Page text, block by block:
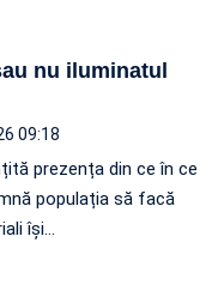
nu iluminatul
09:18
prezența din ce în ce
populația să facă
își…